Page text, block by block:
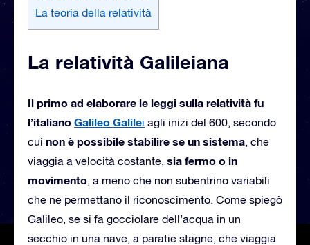
La teoria della relatività
La relatività Galileiana
Il primo ad elaborare le leggi sulla relatività fu
l’italiano Galileo Galilei agli inizi del 600, secondo
cui non è possibile stabilire se un sistema, che
viaggia a velocità costante, sia fermo o in
movimento, a meno che non subentrino variabili
che ne permettano il riconoscimento. Come spiegò
Galileo, se si fa gocciolare dell’acqua in un
secchio in una nave, a paratie stagne, che viaggia